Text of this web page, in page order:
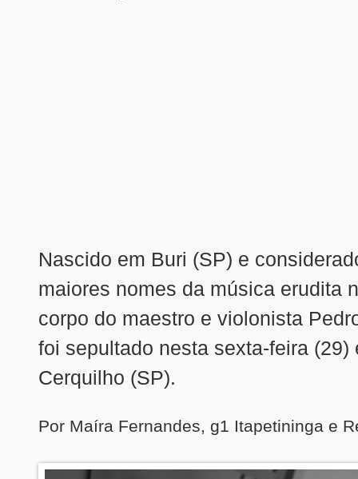
Nascido em Buri (SP) e
maiores nomes da música erudita
corpo do maestro e violonista
foi sepultado nesta sexta-feira (29)
Cerquilho (SP).
Por Maíra Fernandes, g1 Itapetininga e